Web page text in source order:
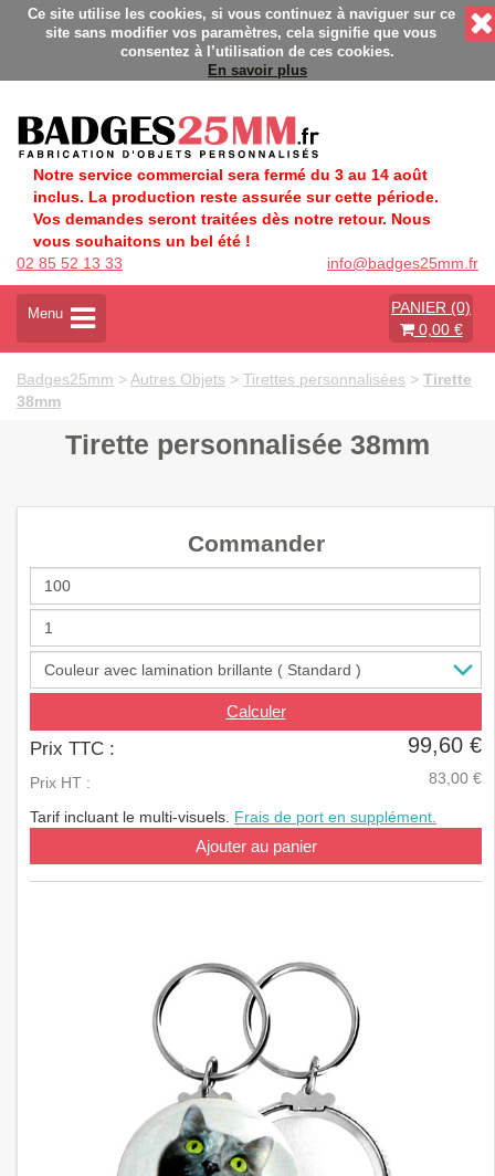
Française éco-responsable - Délais rapides - Sans
Ce site utilise les cookies, si vous continuez à naviguer sur ce
site sans modifier vos paramètres, cela signifie que vous
consentez à l’utilisation de ces cookies.
En savoir plus
Notre service commercial sera fermé du 3 au 14 août
inclus. La production reste assurée sur cette période.
Vos demandes seront traitées dès notre retour. Nous
vous souhaitons un bel été !
02 85 52 13 33
info@badges25mm.fr
A
t
v
e
a
g
t
o
Menu
PANIER (0)
0,00 €
Badges25mm > Autres Objets > Tirettes personnalisées > Tirette
38mm
Tirette personnalisée 38mm
Commander
Calculer
Prix TTC : 99,60 €
Prix HT : 83,00 €
Tarif incluant le multi-visuels. Frais de port en supplément.
Ajouter au panier